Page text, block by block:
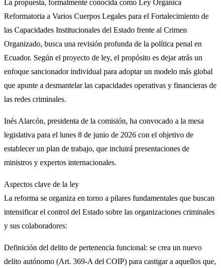
La propuesta, formalmente conocida como Ley Orgánica
Reformatoria a Varios Cuerpos Legales para el Fortalecimiento de
las Capacidades Institucionales del Estado frente al Crimen
Organizado, busca una revisión profunda de la política penal en
Ecuador. Según el proyecto de ley, el propósito es dejar atrás un
enfoque sancionador individual para adoptar un modelo más global
que apunte a desmantelar las capacidades operativas y financieras de
las redes criminales.
Inés Alarcón, presidenta de la comisión, ha convocado a la mesa
legislativa para el lunes 8 de junio de 2026 con el objetivo de
establecer un plan de trabajo, que incluirá presentaciones de
ministros y expertos internacionales.
Aspectos clave de la ley
La reforma se organiza en torno a pilares fundamentales que buscan
intensificar el control del Estado sobre las organizaciones criminales
y sus colaboradores:
Definición del delito de pertenencia funcional: se crea un nuevo
delito autónomo (Art. 369-A del COIP) para castigar a aquellos que,